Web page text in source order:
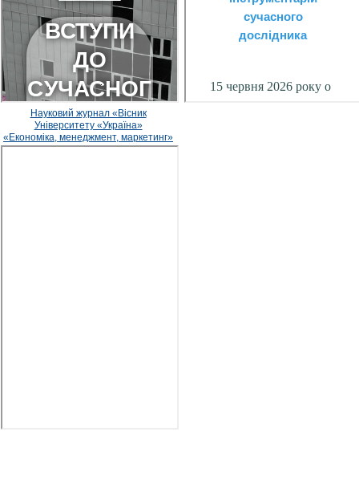
Науковий журнал «Вісник
Університету «Україна»
«Економіка, менеджмент, маркетинг»